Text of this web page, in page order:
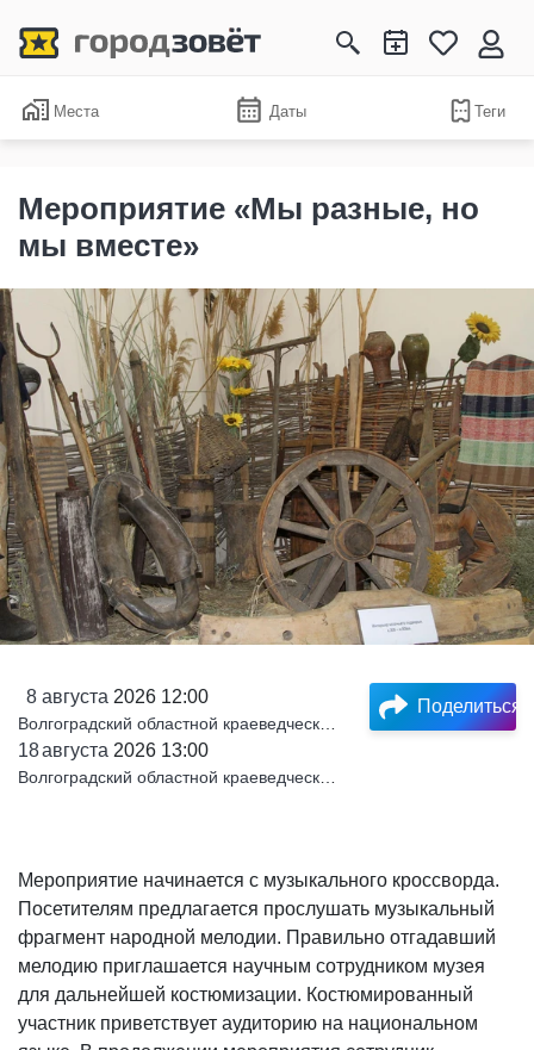
Места Даты Теги
Мероприятие «Мы разные, но
мы вместе»
8 августа 2026 12:00
18августа 2026 13:00
Поделиться
Мероприятие начинается с музыкального кроссворда.
Посетителям предлагается прослушать музыкальный
фрагмент народной мелодии. Правильно отгадавший
мелодию приглашается научным сотрудником музея
для дальнейшей костюмизации. Костюмированный
участник приветствует аудиторию на национальном